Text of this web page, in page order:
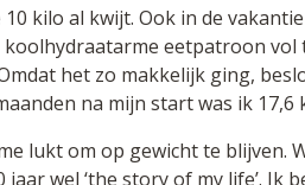
kilo al kwijt. Ook in de
eetpatroon vol
het zo makkelijk ging,
na mijn start was ik 17,6
lukt om op gewicht te blijven.
wel ‘the story of my life’. Ik